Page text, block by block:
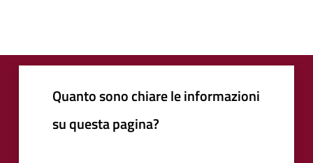
Quanto sono chiare le informazioni
su questa pagina?